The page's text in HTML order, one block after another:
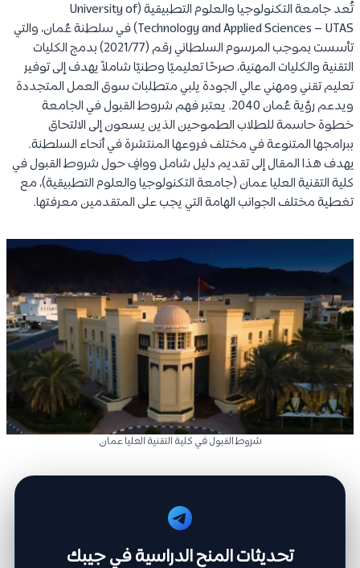
تُعد جامعة التكنولوجيا والعلوم التطبيقية (University of
Technology and Applied Sciences – UTAS) في سلطنة عُمان، والتي
تأسست بموجب المرسوم السلطاني رقم (2021/77) بدمج الكليات
التقنية والكليات المهنية، صرحًا تعليميًا وطنيًا شاملاً يهدف إلى توفير
تعليم تقني ومهني عالي الجودة يلبي متطلبات سوق العمل المتجددة
ويدعم رؤية عُمان 2040. يعتبر فهم شروط القبول في الجامعة
خطوة حاسمة للطلاب الطموحين الذين يسعون إلى الالتحاق
ببرامجها المتنوعة في مختلف فروعها المنتشرة في أنحاء السلطنة.
يهدف هذا المقال إلى تقديم دليل شامل ووافٍ حول شروط القبول في
كلية التقنية العليا عمان (جامعة التكنولوجيا والعلوم التطبيقية)، مع
تغطية مختلف الجوانب الهامة التي يجب على المتقدمين معرفتها.
شروط القبول في كلية التقنية العليا عمان
تحديثات المنح الدراسية في جيبك